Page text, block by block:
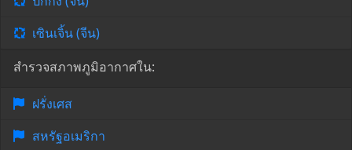
เซินเจิ้น (จีน)
สำรวจสภาพภูมิอากาศใน:
ฝรั่งเศส
สหรัฐอเมริกา